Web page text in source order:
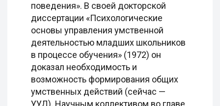
поведения». В своей докторской
диссертации «Психологические
основы управления умственной
деятельностью младших школьников
в процессе обучения» (1972) он
доказал необходимость и
возможность формирования общих
умственных действий (сейчас —
УУД). Научным коллективом во главе